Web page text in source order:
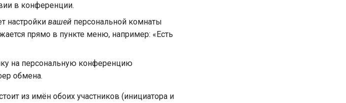
в конференции.
настройки вашей персональной комнаты
прямо в пункте меню, например: «Есть
на персональную конференцию
обмена.
из имён обоих участников (инициатора и